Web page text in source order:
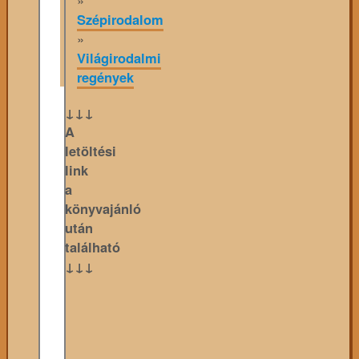
Szépirodalom
»
Világirodalmi
regények
↓↓↓
A
letöltési
link
a
könyvajánló
után
található
↓↓↓